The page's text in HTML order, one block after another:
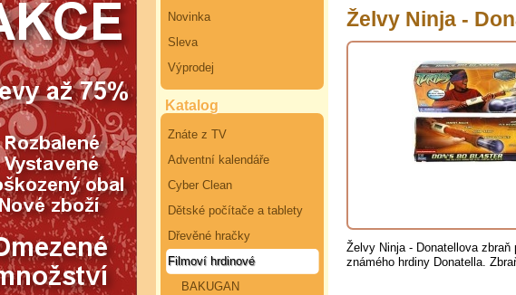
Novinka
Sleva
Výprodej
Katalog
Znáte z TV
Adventní kalendáře
Cyber Clean
Dětské počítače a tablety
Dřevěné hračky
Filmoví hrdinové
BAKUGAN
Želvy Ninja -
Želvy Ninja - Donatellova
známého hrdiny Donatella.